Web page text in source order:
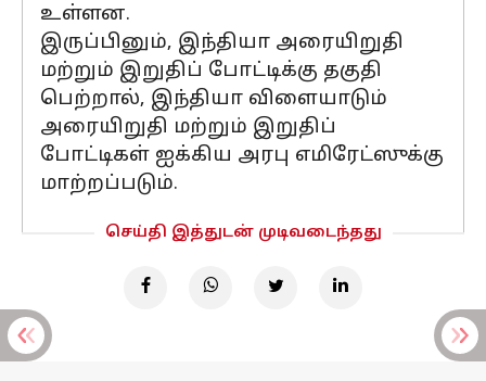
உள்ளன.
இருப்பினும், இந்தியா அரையிறுதி
மற்றும் இறுதிப் போட்டிக்கு தகுதி
பெற்றால், இந்தியா விளையாடும்
அரையிறுதி மற்றும் இறுதிப்
போட்டிகள் ஐக்கிய அரபு எமிரேட்ஸுக்கு
மாற்றப்படும்.
செய்தி இத்துடன் முடிவடைந்தது